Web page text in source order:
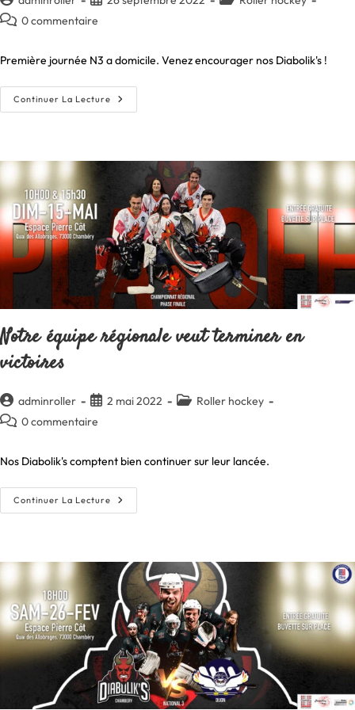
de
publiée :
Commentaires
la
publication :
0 commentaire
Première journée N3 a domicile. Venez encourager nos Diabolik's !
Continuer La Lecture Ouverture
Du
Octobre
Domicile
Notre équipe régionale veut terminer en
victoires
Auteur/autrice
de
adminroller
Publication
publiée :
2 mai 2022
Post Roller hockey
Commentaires
la
publication :
0 commentaire
Nos Diabolik's comptent bien continuer sur leur lancée.
Continuer La Lecture Notre
Équipe
Victoires